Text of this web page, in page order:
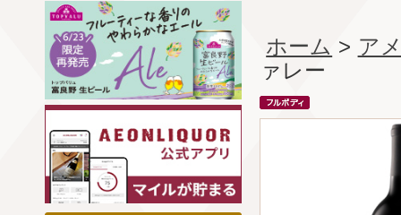
ホーム > ア
ァレー